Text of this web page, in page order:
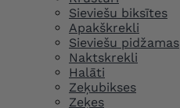
Sieviešu biksītes
Apakškrekli
Sieviešu pidžamas
Naktskrekli
Halāti
Zeķubikses
Zeķes